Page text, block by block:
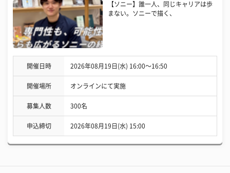
【ソニー】誰一人、同じキャリアは歩
まない。ソニーで描く、
開催日時 2026年08月19日(水) 16:00〜16:50
開催場所 オンラインにて実施
募集人数 300名
申込締切 2026年08月19日(水) 15:00